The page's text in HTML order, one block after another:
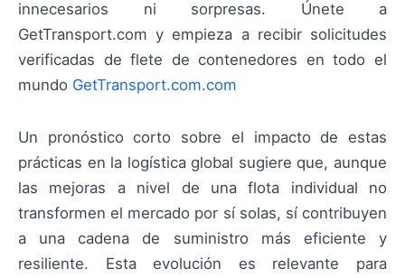
innecesarios ni sorpresas. Únete a
GetTransport.com y empieza a recibir solicitudes
verificadas de flete de contenedores en todo el
mundo GetTransport.com.com
Un pronóstico corto sobre el impacto de estas
prácticas en la logística global sugiere que, aunque
las mejoras a nivel de una flota individual no
transformen el mercado por sí solas, sí contribuyen
a una cadena de suministro más eficiente y
resiliente. Esta evolución es relevante para